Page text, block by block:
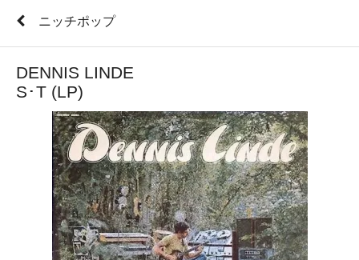
ニッチポップ
DENNIS LINDE
S･T (LP)